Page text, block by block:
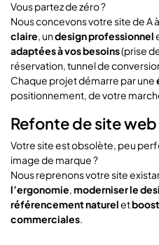
Vous partez de zéro ?
Nous concevons votre site de A
claire, undesign professionnel
adaptées à vos besoins(prise
réservation, tunnel de
Chaque projet démarre par une
positionnement, de votre
Refonte de site
Votre site est obsolète, peu
image de marque ?
Nous reprenons votre site
l’ergonomie,moderniser le
référencement naturelet
commerciales.